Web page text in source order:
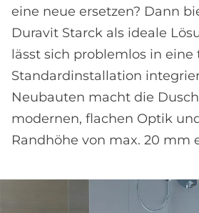
eine neue ersetzen? Dann
Duravit Starck als ideale
lässt sich problemlos in eine
Standardinstallation
Neubauten macht die
modernen, flachen Optik
Randhöhe von max. 20 mm